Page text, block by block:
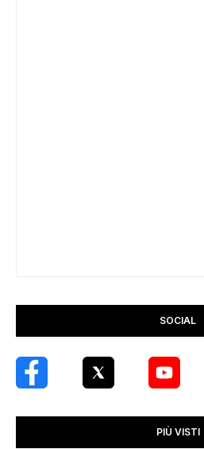
SOCIAL
PIÙ VISTI